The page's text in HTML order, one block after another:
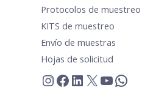
Protocolos de muestreo
KITS de muestreo
Envío de muestras
Hojas de solicitud
Instagram
Facebook
LinkedIn
X YouTube